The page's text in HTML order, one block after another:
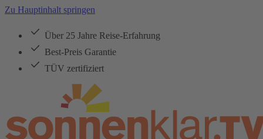
Zu Hauptinhalt springen
Über 25 Jahre Reise-Erfahrung
Best-Preis Garantie
TÜV zertifiziert